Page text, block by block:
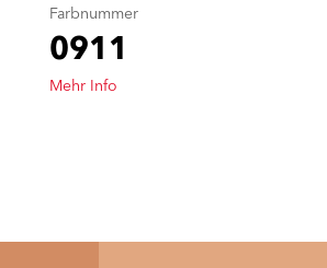
Farbnummer
0911
Mehr Info